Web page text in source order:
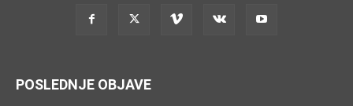
POSLEDNJE OBJAVE